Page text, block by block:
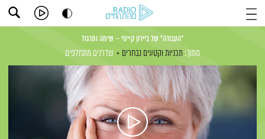
"העבודה" של ביירון קייטי – שיחה ותרגול
מתוך: תכניות וקטעים נבחרים שדרנים מתחלפים